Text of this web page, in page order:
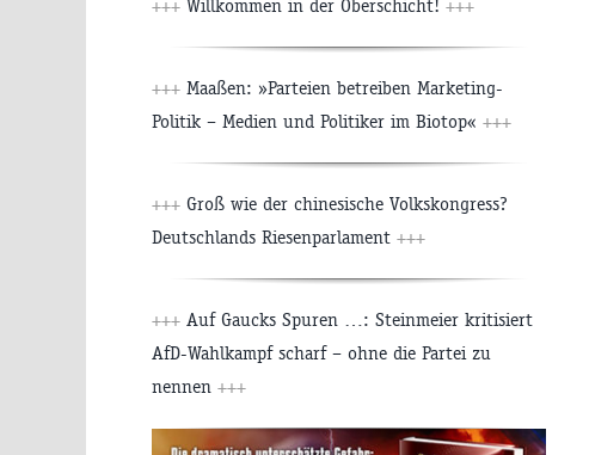
+++ Willkommen in der Oberschicht! +++
+++ Maaßen: »Parteien betreiben Marketing-
Politik – Medien und Politiker im Biotop« +++
+++ Groß wie der chinesische Volkskongress?
Deutschlands Riesenparlament +++
+++ Auf Gaucks Spuren …: Steinmeier kritisiert
AfD-Wahlkampf scharf – ohne die Partei zu
nennen +++